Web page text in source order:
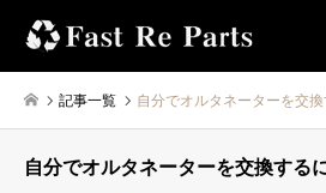
記事一覧 自分でオルタネーターを交
自分でオルタネーターを交換する